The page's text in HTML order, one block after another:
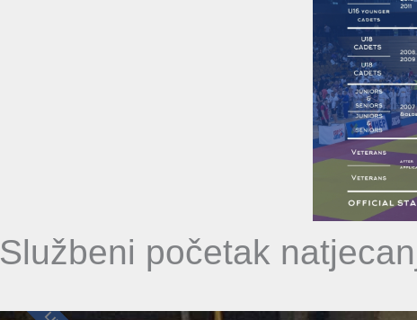
Službeni početak